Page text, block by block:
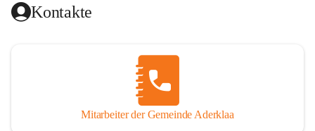
Kontakte
Mitarbeiter der Gemeinde Aderklaa